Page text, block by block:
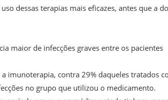
dessas terapias mais eficazes, antes que a
maior de infecções graves entre os pacientes
imunoterapia, contra 29% daqueles tratados
no grupo que utilizou o medicamento.